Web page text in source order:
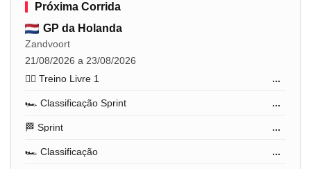
Próxima Corrida
GP da Holanda
Zandvoort
21/08/2026 a 23/08/2026
🏋️‍♂️ Treino Livre 1
...
🏎️ Classificação Sprint ...
🏁 Sprint ...
🏎️ Classificação ...